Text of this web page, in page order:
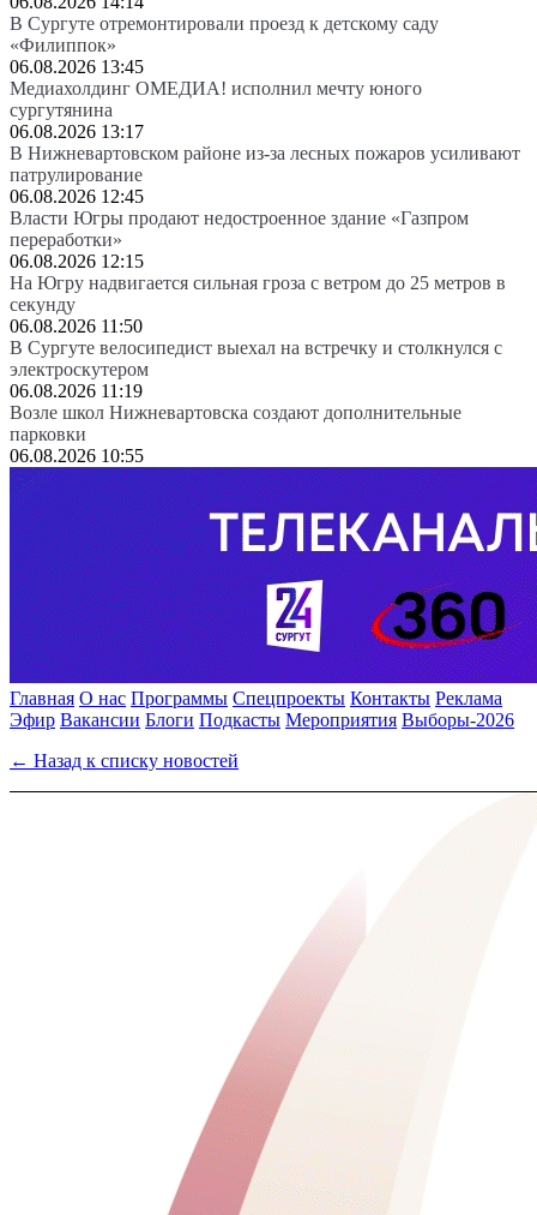
В Сургуте отремонтировали проезд к детскому саду
«Филиппок»
06.08.2026 13:45
Медиахолдинг ОМЕДИА! исполнил мечту юного
сургутянина
06.08.2026 13:17
В Нижневартовском районе из-за лесных пожаров усиливают
патрулирование
06.08.2026 12:45
Власти Югры продают недостроенное здание «Газпром
переработки»
06.08.2026 12:15
На Югру надвигается сильная гроза с ветром до 25 метров в
секунду
06.08.2026 11:50
В Сургуте велосипедист выехал на встречку и столкнулся с
электроскутером
06.08.2026 11:19
Возле школ Нижневартовска создают дополнительные
парковки
06.08.2026 10:55
Главная О нас Программы Спецпроекты Контакты Реклама
Эфир Вакансии Блоги Подкасты Мероприятия Выборы-2026
← Назад к списку новостей